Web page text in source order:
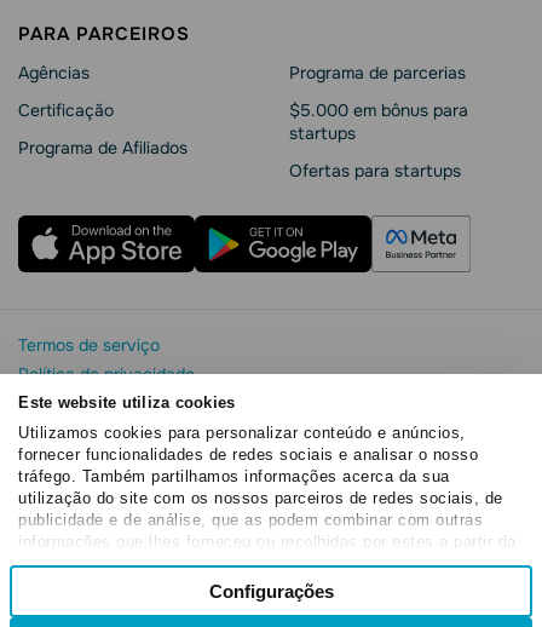
Este website utiliza cookies
Utilizamos cookies para personalizar conteúdo e anúncios,
fornecer funcionalidades de redes sociais e analisar o nosso
tráfego. Também partilhamos informações acerca da sua
utilização do site com os nossos parceiros de redes sociais, de
publicidade e de análise, que as podem combinar com outras
informações que lhes forneceu ou recolhidas por estes a partir da
sua utilização dos respetivos serviços.
Seleção
Configurações
PARA PARCEIROS
Agências
Сertificação
Programa de Afiliados
Programa de parcerias
$5.000 em bônus para
startups
Ofertas para startups
Termos de serviço
Política de privacidade
Segurança e privacidade da SendPulse
Declaração de Cookie
Acordo de processamento de dados
Copyright© 2015 - 2026. SendPulse. Todos os direitos
reservados